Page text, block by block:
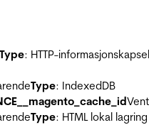
Type: HTTP-informasjonskapsel
Type: IndexedDB
Type: HTML lokal lagring